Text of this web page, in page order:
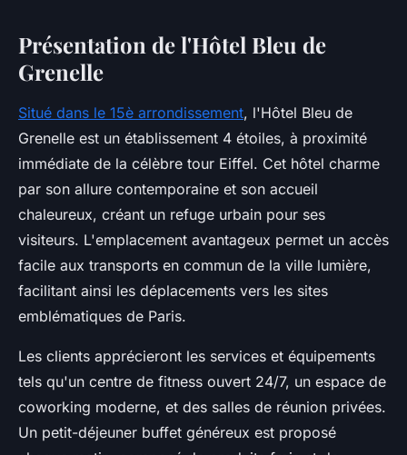
Présentation de l'Hôtel Bleu de
Grenelle
Situé dans le 15è arrondissement, l'Hôtel Bleu de
Grenelle est un établissement 4 étoiles, à proximité
immédiate de la célèbre tour Eiffel. Cet hôtel charme
par son allure contemporaine et son accueil
chaleureux, créant un refuge urbain pour ses
visiteurs. L'emplacement avantageux permet un accès
facile aux transports en commun de la ville lumière,
facilitant ainsi les déplacements vers les sites
emblématiques de Paris.
Les clients apprécieront les services et équipements
tels qu'un centre de fitness ouvert 24/7, un espace de
coworking moderne, et des salles de réunion privées.
Un petit-déjeuner buffet généreux est proposé